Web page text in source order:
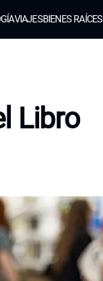
VIAJESBIENES RAÍCES
Libro